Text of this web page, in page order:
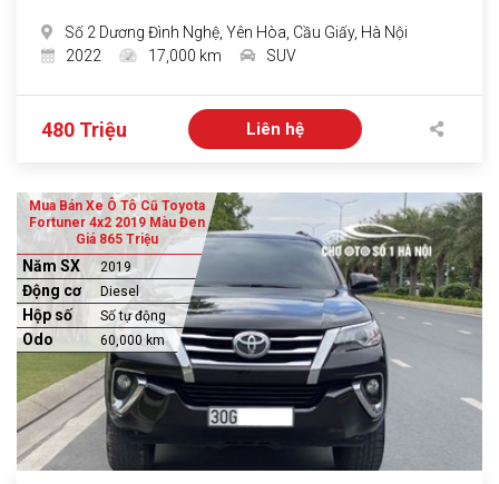
Số 2 Dương Đình Nghệ, Yên Hòa, Cầu Giấy, Hà Nội
2022
17,000 km SUV
480 Triệu Liên hệ
Mua Bán Xe Ô Tô Cũ Toyota
Fortuner 4x2 2019 Màu Đen
Giá 865 Triệu
Năm SX 2019
Động cơ Diesel
Hộp số Số tự động
Odo 60,000 km